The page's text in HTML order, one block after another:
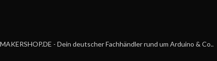
MAKERSHOP.DE - Dein deutscher Fachhändler rund um Arduino & Co..